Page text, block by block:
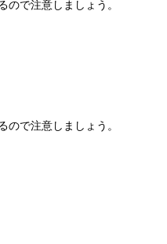
で注意しましょう。
で注意しましょう。